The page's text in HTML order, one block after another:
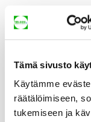
Tämä sivusto
Käytämme
räätälöimiseen,
tukemiseen ja